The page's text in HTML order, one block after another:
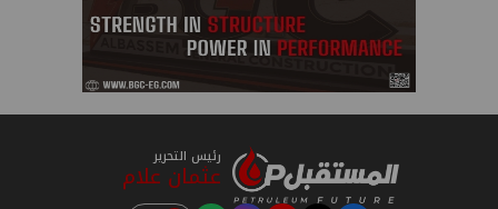
رئيس التحرير
عثمان علام